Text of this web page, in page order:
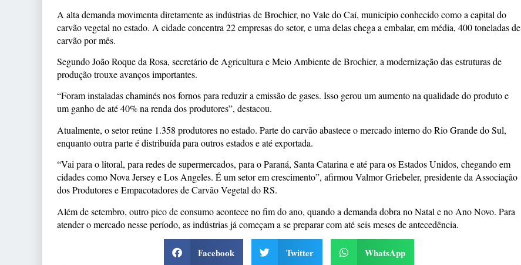
A alta demanda movimenta diretamente as indústrias de Brochier, no Vale do Caí, município conhecido como a capital do
carvão vegetal no estado. A cidade concentra 22 empresas do setor, e uma delas chega a embalar, em média, 400 toneladas de
carvão por mês.
Segundo João Roque da Rosa, secretário de Agricultura e Meio Ambiente de Brochier, a modernização das estruturas de
produção trouxe avanços importantes.
“Foram instaladas chaminés nos fornos para reduzir a emissão de gases. Isso gerou um aumento na qualidade do produto e
um ganho de até 40% na renda dos produtores”, destacou.
Atualmente, o setor reúne 1.358 produtores no estado. Parte do carvão abastece o mercado interno do Rio Grande do Sul,
enquanto outra parte é distribuída para outros estados e até exportada.
“Vai para o litoral, para redes de supermercados, para o Paraná, Santa Catarina e até para os Estados Unidos, chegando em
cidades como Nova Jersey e Los Angeles. É um setor em crescimento”, afirmou Valmor Griebeler, presidente da Associação
dos Produtores e Empacotadores de Carvão Vegetal do RS.
Além de setembro, outro pico de consumo acontece no fim do ano, quando a demanda dobra no Natal e no Ano Novo. Para
atender o mercado nesse período, as indústrias já começam a se preparar com até seis meses de antecedência.
Facebook Twitter WhatsApp